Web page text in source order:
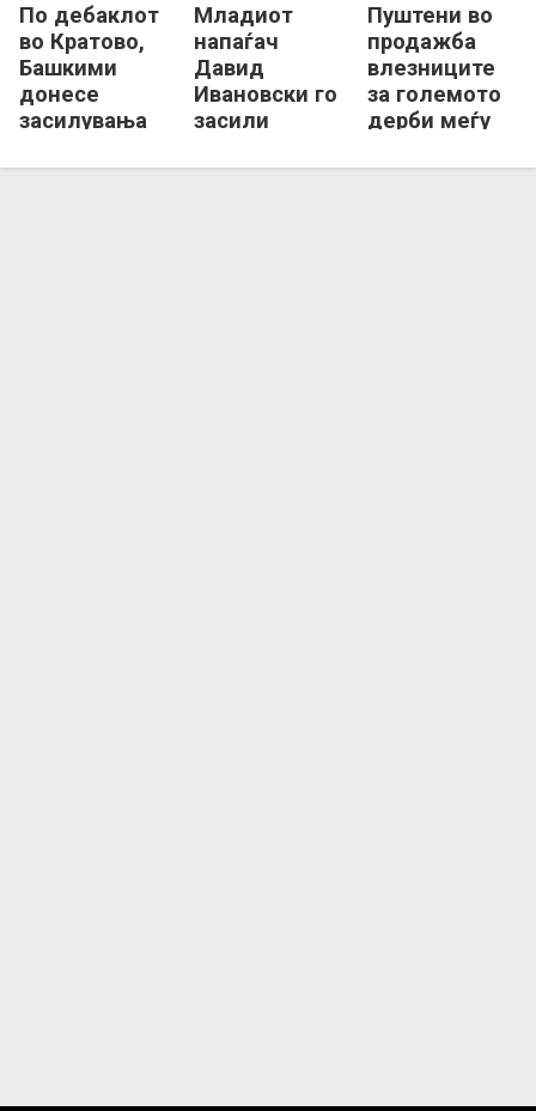
По дебаклот
во Кратово,
Башкими
донесе
засилувања
Камерун,
Младиот
напаѓач
Давид
Ивановски го
засили
Пелистер
Пуштени во
продажба
влезниците
за големото
дерби меѓу
Шкендија